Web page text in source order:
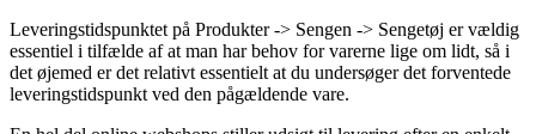
Leveringstidspunktet på Produkter -> Sengen -> Sengetøj er vældig
essentiel i tilfælde af at man har behov for varerne lige om lidt, så i
det øjemed er det relativt essentielt at du undersøger det forventede
leveringstidspunkt ved den pågældende vare.